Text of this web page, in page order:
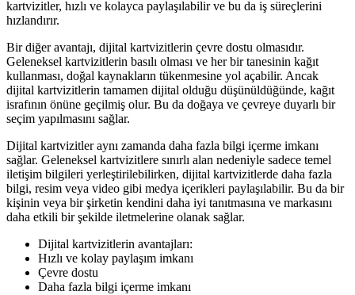
kartvizitler, hızlı ve kolayca paylaşılabilir ve bu da iş süreçlerini
hızlandırır.
Bir diğer avantajı, dijital kartvizitlerin çevre dostu olmasıdır.
Geleneksel kartvizitlerin basılı olması ve her bir tanesinin kağıt
kullanması, doğal kaynakların tükenmesine yol açabilir. Ancak
dijital kartvizitlerin tamamen dijital olduğu düşünüldüğünde, kağıt
israfının önüne geçilmiş olur. Bu da doğaya ve çevreye duyarlı bir
seçim yapılmasını sağlar.
Dijital kartvizitler aynı zamanda daha fazla bilgi içerme imkanı
sağlar. Geleneksel kartvizitlere sınırlı alan nedeniyle sadece temel
iletişim bilgileri yerleştirilebilirken, dijital kartvizitlerde daha fazla
bilgi, resim veya video gibi medya içerikleri paylaşılabilir. Bu da bir
kişinin veya bir şirketin kendini daha iyi tanıtmasına ve markasını
daha etkili bir şekilde iletmelerine olanak sağlar.
Dijital kartvizitlerin avantajları:
Hızlı ve kolay paylaşım imkanı
Çevre dostu
Daha fazla bilgi içerme imkanı